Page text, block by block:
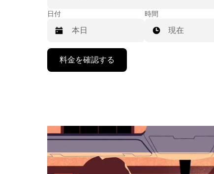
日付
レ
ン
ー
を
時間
現在
料金を確認する